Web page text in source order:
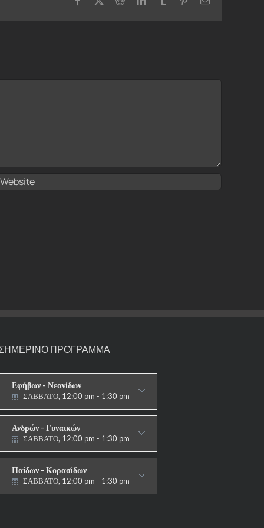
ΠΡΟΓΡΑΜΜΑ
Εφήβων - Νεανίδων
ΣΑΒΒΑΤΟ, 12:00 pm - 1:30 pm
Ανδρών - Γυναικών
ΣΑΒΒΑΤΟ, 12:00 pm - 1:30 pm
Παίδων - Κορασίδων
ΣΑΒΒΑΤΟ, 12:00 pm - 1:30 pm